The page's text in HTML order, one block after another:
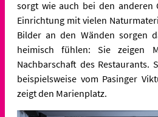
sorgt wie auch bei den anderen
Einrichtung mit vielen
Bilder an den Wänden sorgen
heimisch fühlen: Sie zeigen
Nachbarschaft des Restaurants.
beispielsweise vom Pasinger
zeigt den Marienplatz.